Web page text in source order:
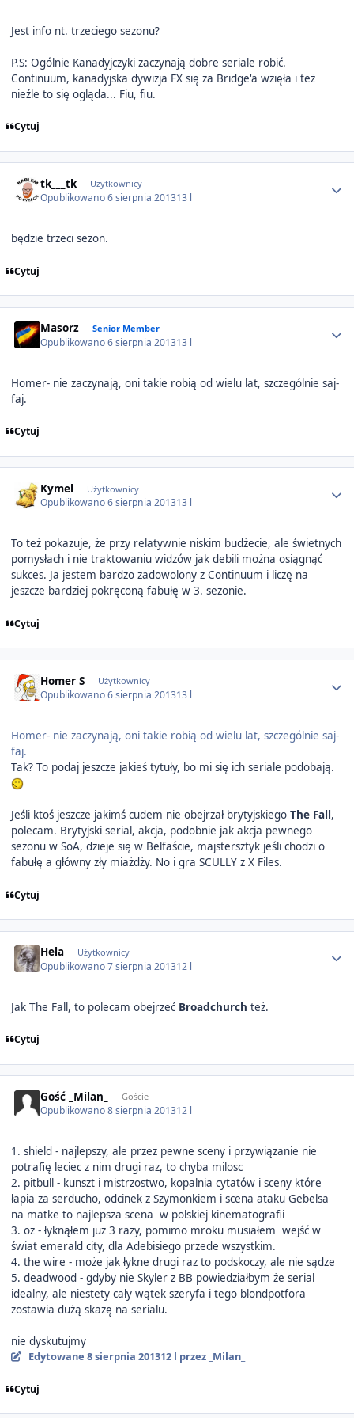
Jest info nt. trzeciego sezonu?
P.S: Ogólnie Kanadyjczyki zaczynają dobre seriale robić.
Continuum, kanadyjska dywizja FX się za Bridge'a wzięła i też
nieźle to się ogląda... Fiu, fiu.
Cytuj
tk___tk Użytkownicy
Opublikowano6 sierpnia 201313 l
będzie trzeci sezon.
Cytuj
Masorz Senior Member
Opublikowano6 sierpnia 201313 l
Homer- nie zaczynają, oni takie robią od wielu lat, szczególnie saj-
faj.
Cytuj
Kymel Użytkownicy
Opublikowano6 sierpnia 201313 l
To też pokazuje, że przy relatywnie niskim budżecie, ale świetnych
pomysłach i nie traktowaniu widzów jak debili można osiągnąć
sukces. Ja jestem bardzo zadowolony z Continuum i liczę na
jeszcze bardziej pokręconą fabułę w 3. sezonie.
Cytuj
Homer S Użytkownicy
Opublikowano6 sierpnia 201313 l
Homer- nie zaczynają, oni takie robią od wielu lat, szczególnie saj-
faj.
Tak? To podaj jeszcze jakieś tytuły, bo mi się ich seriale podobają.
Jeśli ktoś jeszcze jakimś cudem nie obejrzał brytyjskiego The Fall,
polecam. Brytyjski serial, akcja, podobnie jak akcja pewnego
sezonu w SoA, dzieje się w Belfaście, majstersztyk jeśli chodzi o
fabułę a główny zły miażdży. No i gra SCULLY z X Files.
Cytuj
Hela Użytkownicy
Opublikowano7 sierpnia 201312 l
Jak The Fall, to polecam obejrzeć Broadchurch też.
Cytuj
Gość _Milan_ Goście
Opublikowano8 sierpnia 201312 l
1. shield - najlepszy, ale przez pewne sceny i przywiązanie nie
potrafię leciec z nim drugi raz, to chyba milosc
2. pitbull - kunszt i mistrzostwo, kopalnia cytatów i sceny które
łapia za serducho, odcinek z Szymonkiem i scena ataku Gebelsa
na matke to najlepsza scena w polskiej kinematografii
3. oz - łyknąłem juz 3 razy, pomimo mroku musiałem wejść w
świat emerald city, dla Adebisiego przede wszystkim.
4. the wire - może jak łykne drugi raz to podskoczy, ale nie sądze
5. deadwood - gdyby nie Skyler z BB powiedziałbym że serial
idealny, ale niestety cały wątek szeryfa i tego blondpotfora
zostawia dużą skazę na serialu.
nie dyskutujmy
Edytowane 8 sierpnia 201312 l przez _Milan_
Cytuj